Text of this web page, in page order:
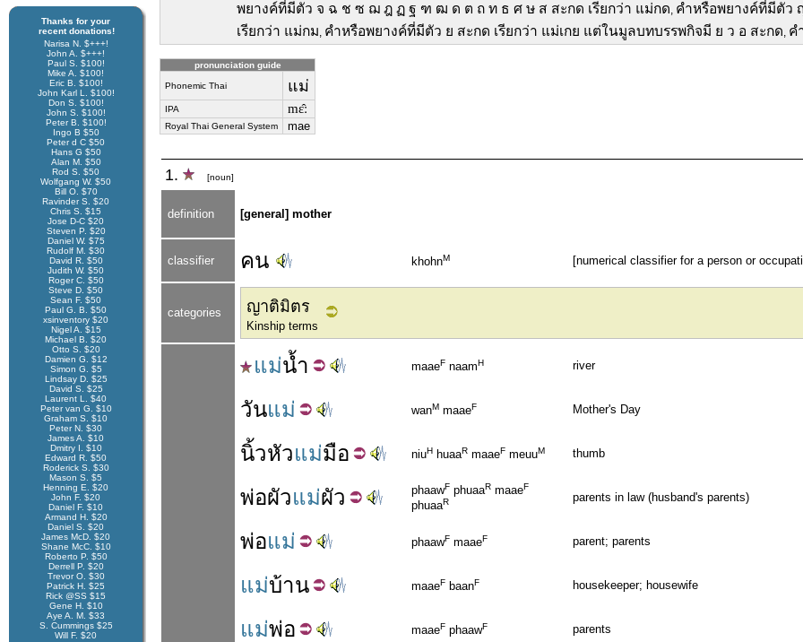
Thanks for your
recent donations!
Narisa N. $+++!
John A. $+++!
Paul S. $100!
Mike A. $100!
Eric B. $100!
John Karl L. $100!
Don S. $100!
John S. $100!
Peter B. $100!
Ingo B $50
Peter d C $50
Hans G $50
Alan M. $50
Rod S. $50
Wolfgang W. $50
Bill O. $70
Ravinder S. $20
Chris S. $15
Jose D-C $20
Steven P. $20
Daniel W. $75
Rudolf M. $30
David R. $50
Judith W. $50
Roger C. $50
Steve D. $50
Sean F. $50
Paul G. B. $50
xsinventory $20
Nigel A. $15
Michael B. $20
Otto S. $20
Damien G. $12
Simon G. $5
Lindsay D. $25
David S. $25
Laurent L. $40
Peter van G. $10
Graham S. $10
Peter N. $30
James A. $10
Dmitry I. $10
Edward R. $50
Roderick S. $30
Mason S. $5
Henning E. $20
John F. $20
Daniel F. $10
Armand H. $20
Daniel S. $20
James McD. $20
Shane McC. $10
Roberto P. $50
Derrell P. $20
Trevor O. $30
Patrick H. $25
Rick @SS $15
Gene H. $10
Aye A. M. $33
S. Cummings $25
Will F. $20
พยางค์ที่มีตัว จ ฉ ช ซ ฌ ฎ ฏ ฐ ฑ ฒ ด ต ถ ท ธ ศ ษ ส สะกด เรียกว่า แม่กด, คำหรือพยางค์ที่มีตัว
เรียกว่า แม่กม, คำหรือพยางค์ที่มีตัว ย สะกด เรียกว่า แม่เกย แต่ในมูลบทบรรพกิจมี ย ว อ สะกด, ค
pronunciation guide
Phonemic Thai แม่
IPA mɛ̂ː
Royal Thai General System mae
1. [noun]
definition [general] mother
classifier คน khohnM [numerical classifier for a person or
categories ญาติมิตร
Kinship terms
แม่น้ำ maaeF naamH river
วันแม่ wanM maaeF Mother's Day
นิ้วหัวแม่มือ niuH huaaR maaeF meuuM thumb
พ่อผัวแม่ผัว phaawF phuaaR maaeF
phuaaR parents in law (husband's parents)
พ่อแม่ phaawF maaeF parent; parents
แม่บ้าน maaeF baanF housekeeper; housewife
แม่พ่อ maaeF phaawF parents